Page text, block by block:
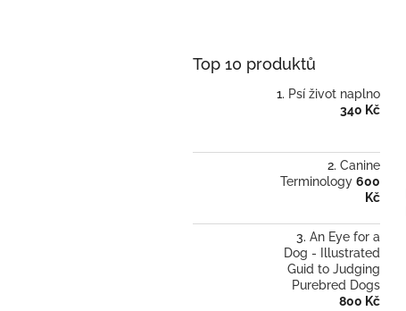
Top 10 produktů
Psí život naplno
340 Kč
Canine
Terminology 600
Kč
An Eye for a
Dog - Illustrated
Guid to Judging
Purebred Dogs
800 Kč